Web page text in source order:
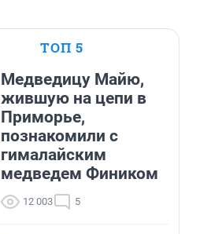
ТОП 5
Медведицу Майю,
жившую на цепи в
Приморье,
познакомили с
гималайским
медведем Фиником
12 003 5